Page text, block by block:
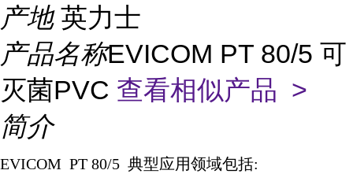
产地 英力士
产品名称EVICOM PT 80/5 可
灭菌PVC 查看相似产品 >
简介
EVICOM PT 80/5 典型应用领域包括: